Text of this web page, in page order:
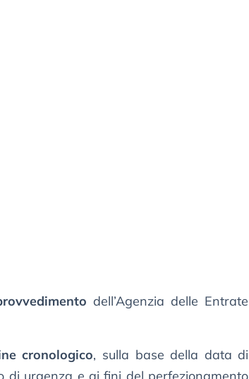
dell’Agenzia delle Entrate
cronologico, sulla base della data di